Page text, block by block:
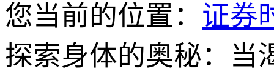
您当前的位置： 证券
探索身体的奥秘：当